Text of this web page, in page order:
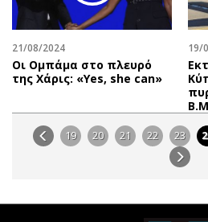
21/08/2024
Οι Ομπάμα στο πλευρό
της Χάρις: «Yes, she can»
19/
19 20 21 22 23